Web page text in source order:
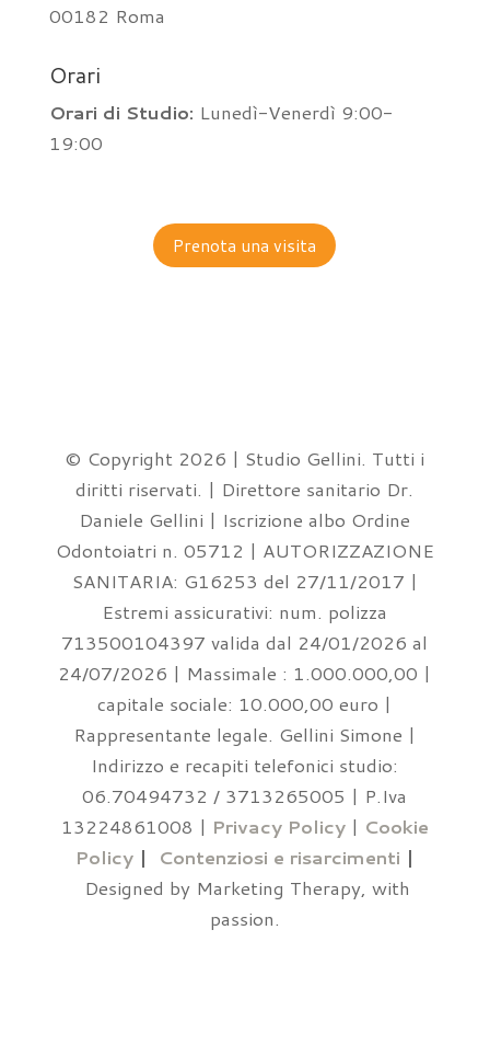
00182 Roma
Orari
Orari di Studio: Lunedì-Venerdì 9:00-
19:00
Prenota una visita
© Copyright 2026 | Studio Gellini. Tutti i
diritti riservati. | Direttore sanitario Dr.
Daniele Gellini | Iscrizione albo Ordine
Odontoiatri n. 05712 | AUTORIZZAZIONE
SANITARIA: G16253 del 27/11/2017 |
Estremi assicurativi: num. polizza
713500104397 valida dal 24/01/2026 al
24/07/2026 | Massimale : 1.000.000,00 |
capitale sociale: 10.000,00 euro |
Rappresentante legale. Gellini Simone |
Indirizzo e recapiti telefonici studio:
06.70494732 / 3713265005 | P.Iva
13224861008 | Privacy Policy| Cookie
Policy| Contenziosi e risarcimenti |
Designed by Marketing Therapy, with
passion.